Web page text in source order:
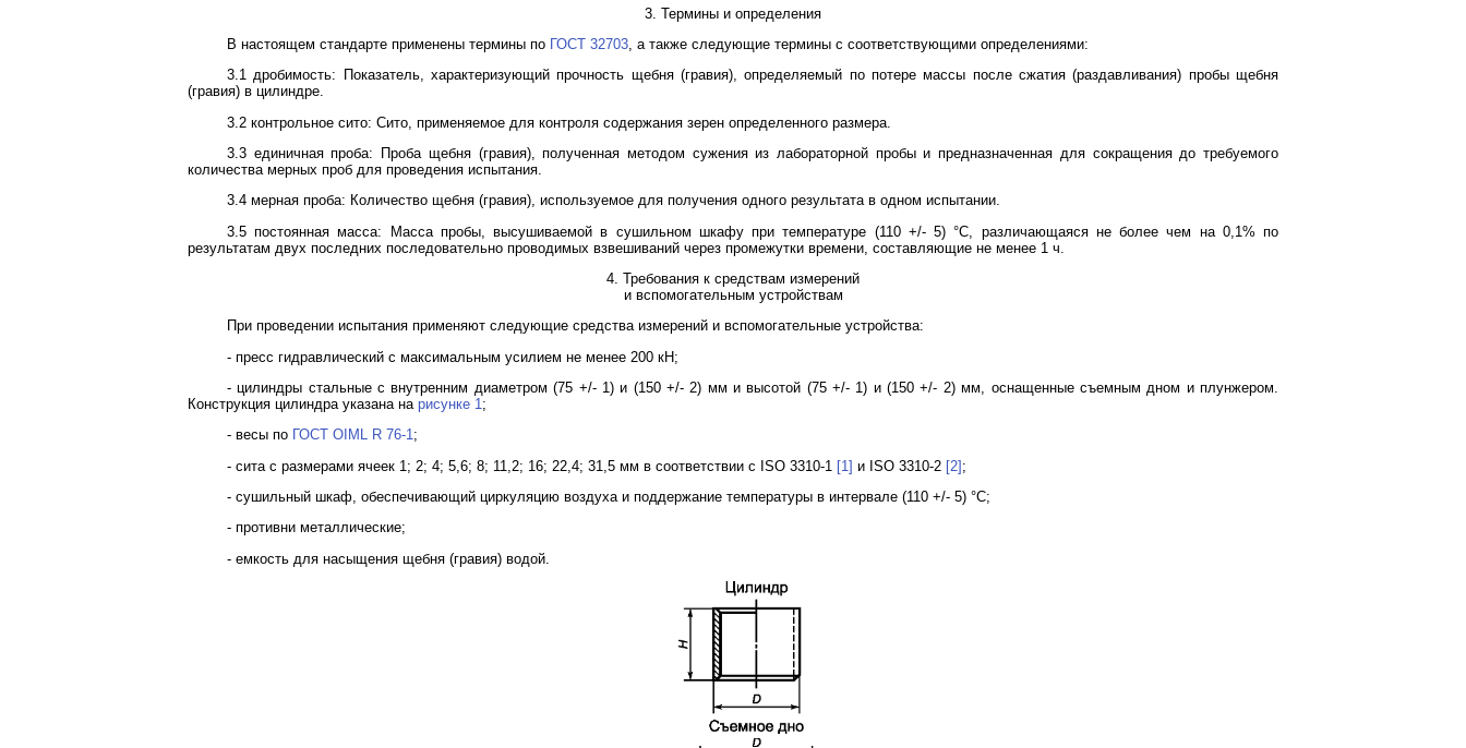
3. Термины и определения
В настоящем стандарте применены термины по ГОСТ 32703, а также следующие термины с соответствующими определениями:
3.1 дробимость: Показатель, характеризующий прочность щебня (гравия), определяемый по потере массы после сжатия (раздавливания) пробы щебня
(гравия) в цилиндре.
3.2 контрольное сито: Сито, применяемое для контроля содержания зерен определенного размера.
3.3 единичная проба: Проба щебня (гравия), полученная методом сужения из лабораторной пробы и предназначенная для сокращения до требуемого
количества мерных проб для проведения испытания.
3.4 мерная проба: Количество щебня (гравия), используемое для получения одного результата в одном испытании.
3.5 постоянная масса: Масса пробы, высушиваемой в сушильном шкафу при температуре (110 +/- 5) °C, различающаяся не более чем на 0,1% по
результатам двух последних последовательно проводимых взвешиваний через промежутки времени, составляющие не менее 1 ч.
4. Требования к средствам измерений
и вспомогательным устройствам
При проведении испытания применяют следующие средства измерений и вспомогательные устройства:
- пресс гидравлический с максимальным усилием не менее 200 кН;
- цилиндры стальные с внутренним диаметром (75 +/- 1) и (150 +/- 2) мм и высотой (75 +/- 1) и (150 +/- 2) мм, оснащенные съемным дном и плунжером.
Конструкция цилиндра указана на рисунке 1 ;
- весы по ГОСТ OIML R 76-1;
- сита с размерами ячеек 1; 2; 4; 5,6; 8; 11,2; 16; 22,4; 31,5 мм в соответствии с ISO 3310-1 [1] и ISO 3310-2 [2];
- сушильный шкаф, обеспечивающий циркуляцию воздуха и поддержание температуры в интервале (110 +/- 5) °C;
- противни металлические;
- емкость для насыщения щебня (гравия) водой.